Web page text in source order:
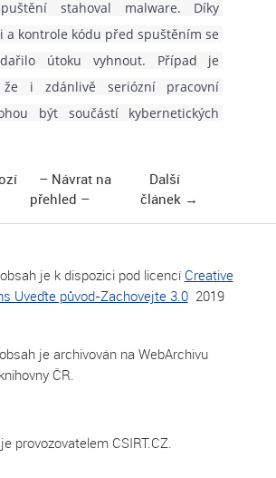
stahoval malware. Díky
a kontrole kódu před spuštěním se
útoku vyhnout. Případ je
že i zdánlivě seriózní pracovní
být součástí kybernetických
Návrat na
přehled
Další
článek
je k dispozici pod licencí Creative
Uveďte původ-Zachovejte 3.02019
je archivován na WebArchivu
ČR.
je provozovatelem CSIRT.CZ.